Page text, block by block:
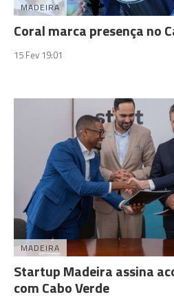
MADEIRA
Coral marca presença no
15 Fev 19:01
MADEIRA
Startup Madeira assina
com Cabo Verde